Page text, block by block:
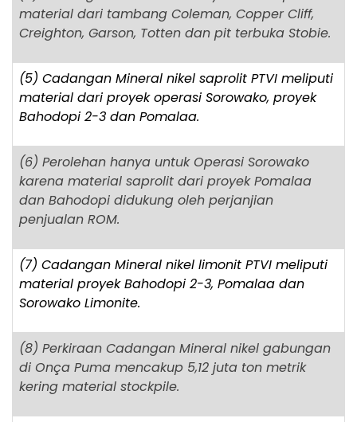
material dari tambang Coleman, Copper Cliff,
Creighton, Garson, Totten dan pit terbuka Stobie.
(5) Cadangan Mineral nikel saprolit PTVI meliputi
material dari proyek operasi Sorowako, proyek
Bahodopi 2-3 dan Pomalaa.
(6) Perolehan hanya untuk Operasi Sorowako
karena material saprolit dari proyek Pomalaa
dan Bahodopi didukung oleh perjanjian
penjualan ROM.
(7) Cadangan Mineral nikel limonit PTVI meliputi
material proyek Bahodopi 2-3, Pomalaa dan
Sorowako Limonite.
(8) Perkiraan Cadangan Mineral nikel gabungan
di Onça Puma mencakup 5,12 juta ton metrik
kering material stockpile.